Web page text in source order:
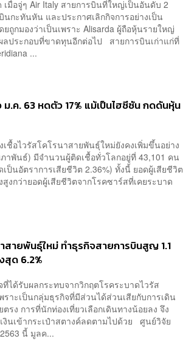
มื่อจู่ๆ Air Italy สายการบินที่ใหญ่เป็นอันดับ 2
กะทันหัน และประกาศเลิกกิจการอย่างเป็น
ถูกมองว่าเป็นเพราะ Alisarda ผู้ถือหุ้นรายใหญ่
ลประกอบที่ขาดทุนอีกต่อไป สายการบินเก่าแก่ที่
...
.ค. 63 หดตัว 17% แม้เป็นไฮซีซัน กดดันหุ้น
ชื้อไวรัสโคโรนาสายพันธุ์ใหม่ยังคงเพิ่มขึ้นอย่าง
าพันธ์) มีจำนวนผู้ติดเชื้อทั่วโลกอยู่ที่ 43,101 คน
ป็นอัตราการเสียชีวิต 2.36%) ทั้งนี้ ยอดผู้เสียชีวิต
งกว่ายอดผู้เสียชีวิตจากโรคซาร์สที่เคยระบาด
สายพันธุ์ใหม่ ทำธุรกิจสายการบินสูญ 1.1
สุด 6.2%
ที่ได้รับผลกระทบจากวิกฤตโรคระบาดไวรัส
าะเป็นกลุ่มธุรกิจที่มีส่วนได้ส่วนเสียกับการเดิน
รง การที่นักท่องเที่ยวเลือกเดินทางน้อยลง จึง
งินเข้ากระเป๋าสตางค์ลดตามไปด้วย ศูนย์วิจัย
นี้ มูลค...